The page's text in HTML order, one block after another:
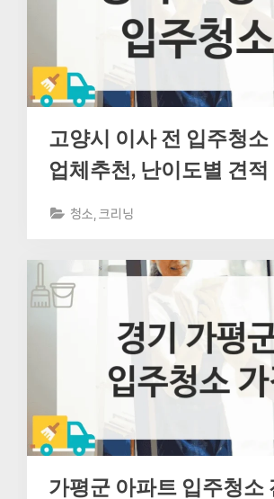
고양시 이사 전 입주청소
업체추천, 난이도별 견적
청소, 크리닝
가평군 아파트 입주청소